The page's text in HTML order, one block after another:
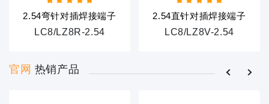
2.54弯针对插焊接端子
LC8/LZ8R-2.54
2.54直针对插焊接端子
LC8/LZ8V-2.54
官网 热销产品